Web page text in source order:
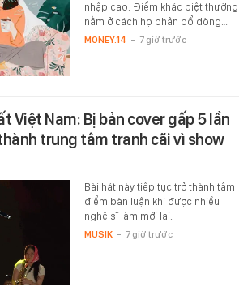
nhập cao. Điểm khác biệt thường
nằm ở cách họ phân bổ dòng…
MONEY.14 - 7 giờ trước
Việt Nam: Bị bản cover gấp 5 lần
trung tâm tranh cãi vì show
Bài hát này tiếp tục trở thành tâm
điểm bàn luận khi được nhiều
nghệ sĩ làm mới lại.
MUSIK - 7 giờ trước